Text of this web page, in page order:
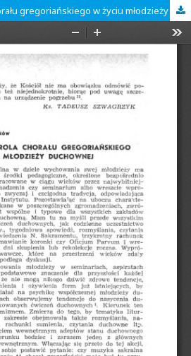
Wychowawcza rola chorału gregoriańskiego w życiu młodzieży duchownej